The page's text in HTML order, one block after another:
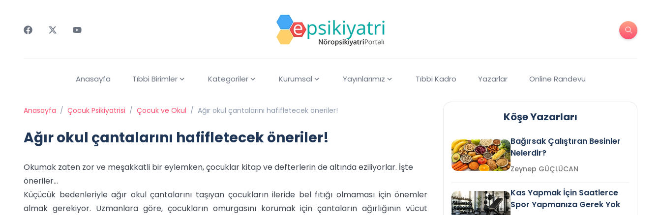
Anasayfa Tıbbi Birimler Kategoriler Kurumsal Yayınlarımız Tıbbi Kadro Yazarlar Online Randevu
Anasayfa / Çocuk Psikiyatrisi / Çocuk ve Okul / Ağır okul çantalarını hafifletecek öneriler!
Ağır okul çantalarını hafifletecek öneriler!
Okumak zaten zor ve meşakkatli bir eylemken, çocuklar kitap ve defterlerin de altında eziliyorlar. İşte
öneriler…
Küçücük bedenleriyle ağır okul çantalarını taşıyan çocukların ileride bel fıtığı olmaması için önemler
almak gerekiyor. Uzmanlara göre, çocukların omurgasını korumak için çantaların ağırlığının vücut
Köşe Yazarları
Bağırsak Çalıştıran Besinler
Nelerdir?
Zeynep GÜÇLÜCAN
Kas Yapmak İçin Saatlerce
Spor Yapmanıza Gerek Yok